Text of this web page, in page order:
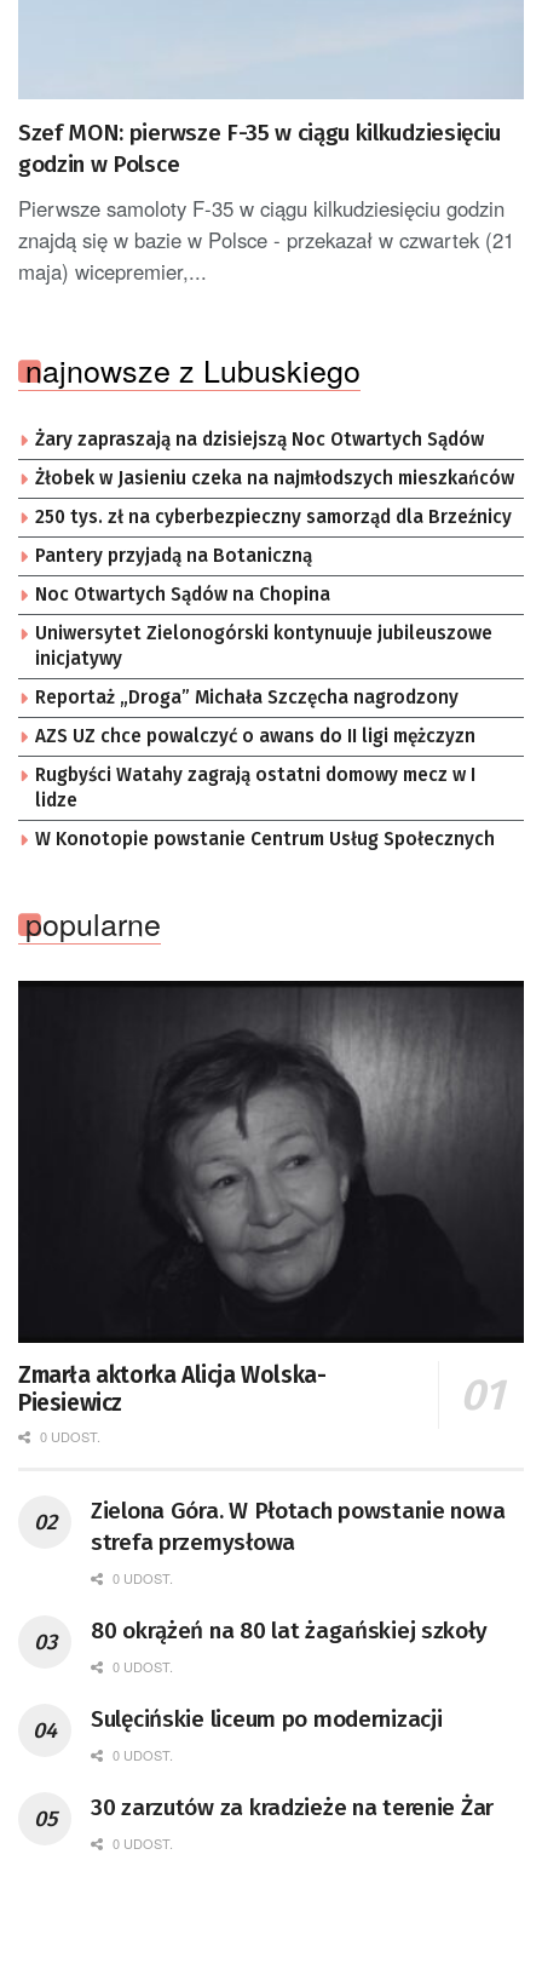
Szef MON: pierwsze F-35 w ciągu kilkudziesięciu
godzin w Polsce
Pierwsze samoloty F-35 w ciągu kilkudziesięciu godzin
znajdą się w bazie w Polsce - przekazał w czwartek (21
maja) wicepremier,...
najnowsze z Lubuskiego
Żary zapraszają na dzisiejszą Noc Otwartych Sądów
Żłobek w Jasieniu czeka na najmłodszych mieszkańców
250 tys. zł na cyberbezpieczny samorząd dla Brzeźnicy
Pantery przyjadą na Botaniczną
Noc Otwartych Sądów na Chopina
Uniwersytet Zielonogórski kontynuuje jubileuszowe
inicjatywy
Reportaż „Droga” Michała Szczęcha nagrodzony
AZS UZ chce powalczyć o awans do II ligi mężczyzn
Rugbyści Watahy zagrają ostatni domowy mecz w I
lidze
W Konotopie powstanie Centrum Usług Społecznych
popularne
Zmarła aktorka Alicja Wolska-
Piesiewicz
0 UDOST.
Zielona Góra. W Płotach powstanie nowa
strefa przemysłowa
0 UDOST.
80 okrążeń na 80 lat żagańskiej szkoły
0 UDOST.
Sulęcińskie liceum po modernizacji
0 UDOST.
30 zarzutów za kradzieże na terenie Żar
0 UDOST.